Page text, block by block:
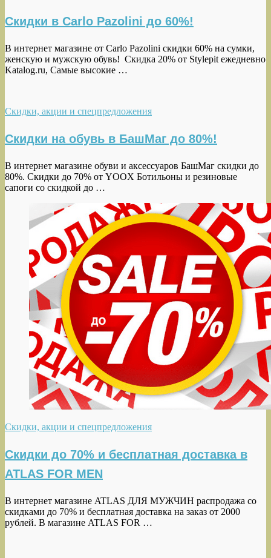
Скидки в Carlo Pazolini до 60%!
В интернет магазине от Carlo Pazolini скидки 60% на сумки,
женскую и мужскую обувь! Скидка 20% от Stylepit ежедневно
Katalog.ru, Самые высокие …
Скидки, акции и спецпредложения
Скидки на обувь в БашМаг до 80%!
В интернет магазине обуви и аксессуаров БашМаг скидки до
80%. Скидки до 70% от YOOX Ботильоны и резиновые
сапоги со скидкой до …
Скидки, акции и спецпредложения
Скидки до 70% и бесплатная доставка в
ATLAS FOR MEN
В интернет магазине ATLAS ДЛЯ МУЖЧИН распродажа со
скидками до 70% и бесплатная доставка на заказ от 2000
рублей. В магазине ATLAS FOR …